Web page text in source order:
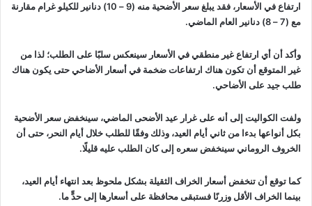
ارتفاع في الأسعار، فقد يبلغ سعر الأضحية منه (9 – 10) دنانير للكيلو غرام مقارنة
مع (7 – 8) دنانير العام الماضي.
وأكد أن أي ارتفاع غير منطقي في الأسعار سينعكس سلبًا على الطلب؛ لذا من
غير المتوقع أن تكون هناك ارتفاعات ضخمة في أسعار الأضاحي حتى يكون هناك
طلب جيد على الأضاحي.
ولفت الكواليت إلى أنه على غرار عيد الأضحى الماضي، سينخفض سعر الأضحية
بكل أنواعها بدءا من ثاني أيام العيد، وذلك وفقًا للطلب خلال أيام النحر، حتى أن
الخروف الروماني سينخفض سعره إلى كان الطلب عليه قليلًا.
كما توقع أن تنخفض أسعار الخراف الثقيلة بشكل ملحوظ بعد انتهاء أيام العيد،
بينما الخراف الأقل وزرنًا فستبقى محافظة على أسعارها إلى حدٍّ ما.